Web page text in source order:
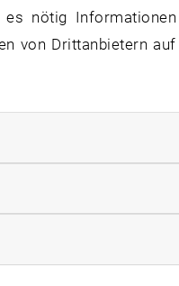
nötig
von Drittanbietern